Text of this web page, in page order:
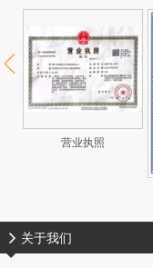
营业执照
关于我们